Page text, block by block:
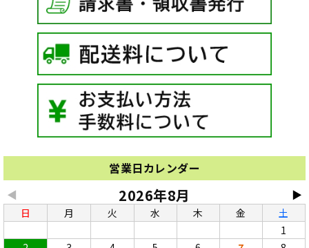
営業日カレンダー
◀ ▶
2026年8月
日 月 火 水 木 金
土
1